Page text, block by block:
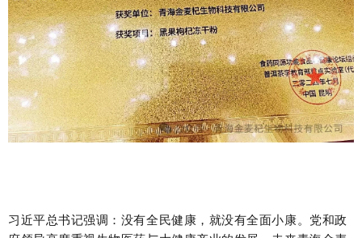
习近平总书记强调：没有全民健康，就没有全面小康。党和政